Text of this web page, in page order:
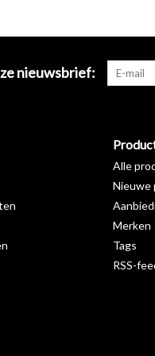
nieuwsbrief:
Alle
Nieuwe
Merken
Tags
RSS-